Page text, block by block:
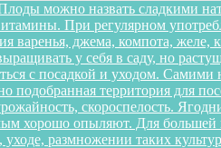
можно назвать сладкими
При регулярном
варенья, джема, компота, желе,
у себя в саду, но
с посадкой и уходом.
территория для
скороспелость.
хорошо опыляют. Для
размножении таких